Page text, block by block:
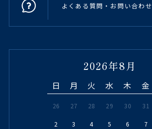
よくある質問・お問い合わせ
2026年8月
日 月 火 水 木 金
26 27 28 29 30 31
2 3 4 5 6 7